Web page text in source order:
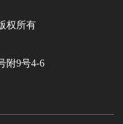
权所有
附9号4-6